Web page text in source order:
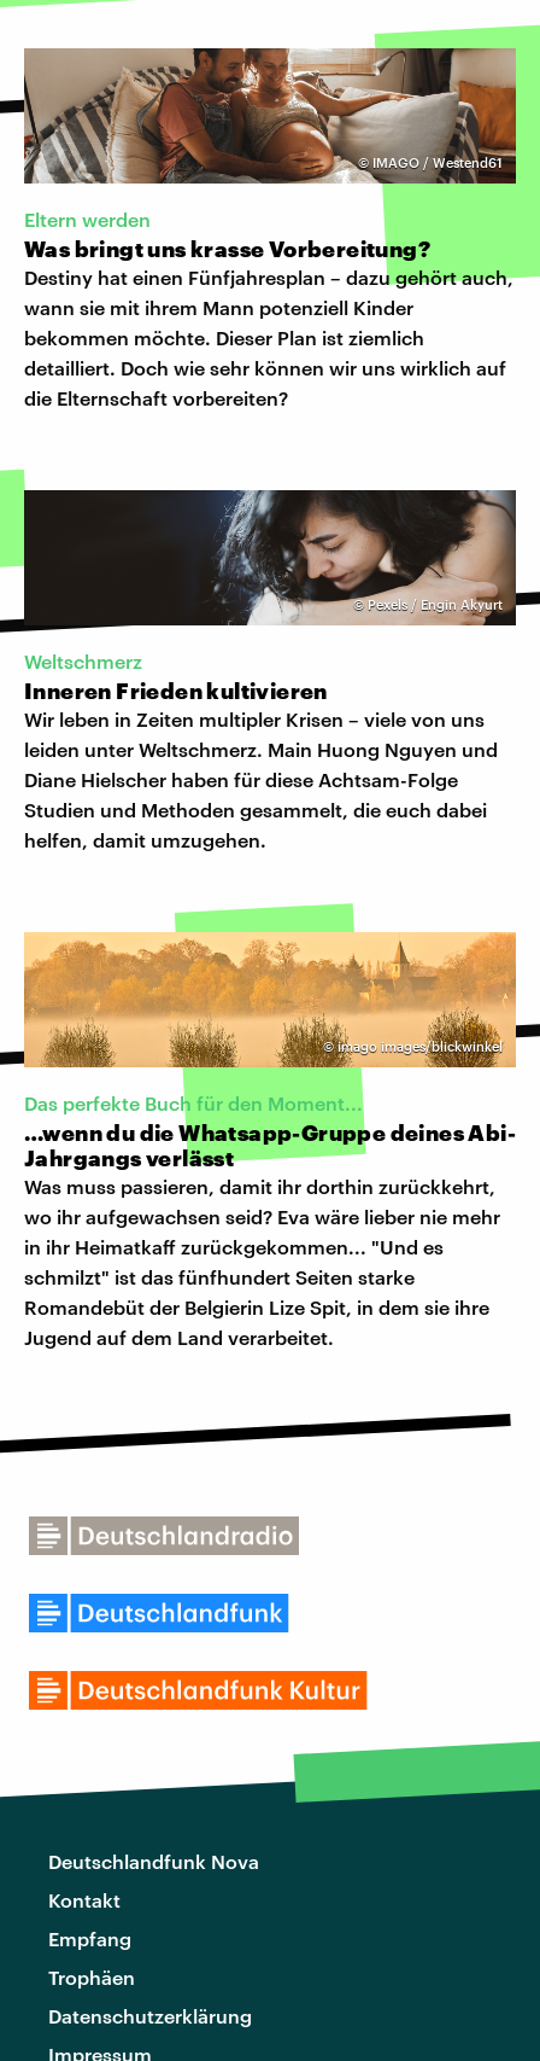
©IMAGO / Westend61
Eltern werden
Was bringt uns krasse Vorbereitung?
Destiny hat einen Fünfjahresplan – dazu gehört auch,
wann sie mit ihrem Mann potenziell Kinder
bekommen möchte. Dieser Plan ist ziemlich
detailliert. Doch wie sehr können wir uns wirklich auf
die Elternschaft vorbereiten?
© Pexels / Engin Akyurt
Weltschmerz
Inneren Frieden kultivieren
Wir leben in Zeiten multipler Krisen – viele von uns
leiden unter Weltschmerz. Main Huong Nguyen und
Diane Hielscher haben für diese Achtsam-Folge
Studien und Methoden gesammelt, die euch dabei
helfen, damit umzugehen.
©imago images/blickwinkel
Das perfekte Buch für den Moment...
…wenn du die Whatsapp-Gruppe deines Abi-
Jahrgangs verlässt
Was muss passieren, damit ihr dorthin zurückkehrt,
wo ihr aufgewachsen seid? Eva wäre lieber nie mehr
in ihr Heimatkaff zurückgekommen... "Und es
schmilzt" ist das fünfhundert Seiten starke
Romandebüt der Belgierin Lize Spit, in dem sie ihre
Jugend auf dem Land verarbeitet.
Deutschlandfunk Nova
Kontakt
Empfang
Trophäen
Datenschutzerklärung
Impressum